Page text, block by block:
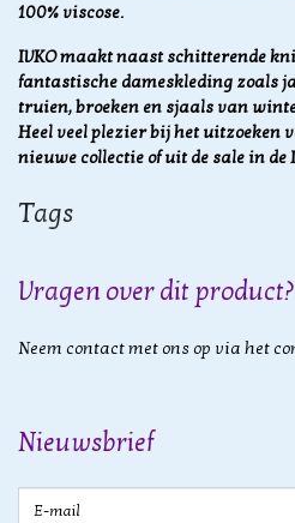
100% viscose.
IVKO maakt naast schitterende
fantastische dameskleding zoals
truien, broeken en sjaals van
Heel veel plezier bij het uitzoeken
nieuwe collectie of uit de sale in de
Tags
Vragen over dit product?
Neem contact met ons op via het
Nieuwsbrief